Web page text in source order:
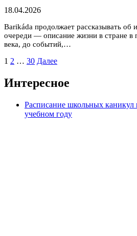
18.04.2026
Barikáda продолжает рассказывать об
очереди — описание жизни в стране в
века, до событий,…
Пагинация
записей
1 2 … 30 Далее
Интересное
Расписание школьных
учебном году